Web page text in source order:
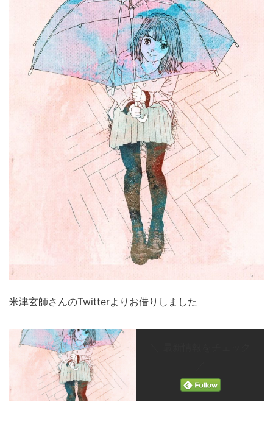
米津玄師さんのTwitterよりお借りしました